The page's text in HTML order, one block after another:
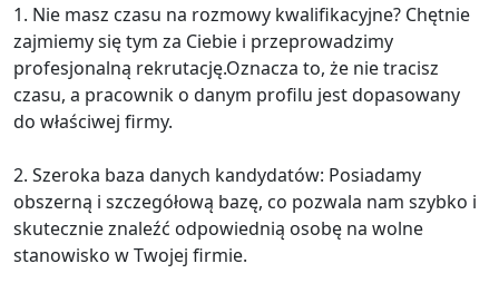
1. Nie masz czasu na rozmowy kwalifikacyjne? Chętnie
zajmiemy się tym za Ciebie i przeprowadzimy
profesjonalną rekrutację.Oznacza to, że nie tracisz
czasu, a pracownik o danym profilu jest dopasowany
do właściwej firmy.
2. Szeroka baza danych kandydatów: Posiadamy
obszerną i szczegółową bazę, co pozwala nam szybko i
skutecznie znaleźć odpowiednią osobę na wolne
stanowisko w Twojej firmie.